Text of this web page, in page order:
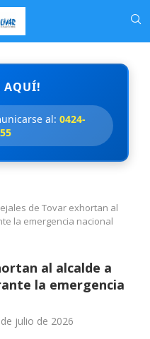
AQUÍ!
al: 0424-
de Tovar exhortan al
la emergencia nacional
al alcalde a
la emergencia
julio de 2026